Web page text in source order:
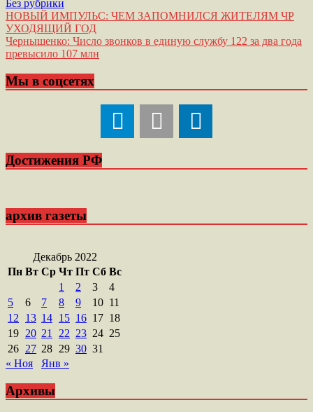
Без рубрики
Навигация
по
записям
НОВЫЙ ИМПУЛЬС: ЧЕМ ЗАПОМНИЛСЯ ЖИТЕЛЯМ ЧР
УХОДЯЩИЙ ГОД
Чернышенко: Число звонков в единую службу 122 за два года
превысило 107 млн
Мы в соцсетях
Достижения РФ
архив газеты
Декабрь 2022
Пн Вт Ср Чт Пт Сб Вс
1
2 3
4
5
6 7 8 9 10 11
12
13 14 15 16 17 18
19 20 21 22 23 24 25
26 27 28 29 30 31
« Ноя
Янв »
Архивы